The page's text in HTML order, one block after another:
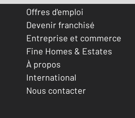
Offres d'emploi
Devenir franchisé
Entreprise et commerce
Fine Homes & Estates
À propos
International
Nous contacter